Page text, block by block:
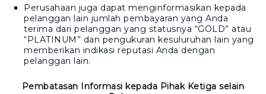
Perusahaan juga dapat menginformasikan kepada
pelanggan lain jumlah pembayaran yang Anda
terima dari pelanggan yang statusnya “GOLD” atau
“PLATINUM” dan pengukuran kesuluruhan lain yang
memberikan indikasi reputasi Anda dengan
pelanggan lain.
Pembatasan Informasi kepada Pihak Ketiga selain